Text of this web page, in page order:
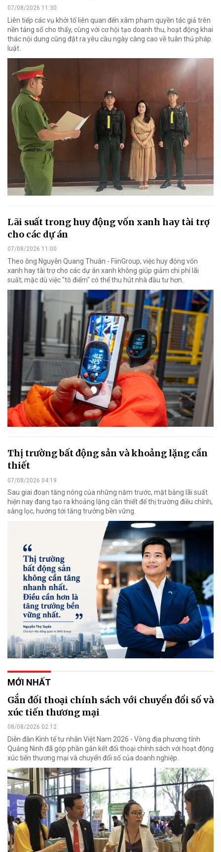
07/08/2026 11:30
Liên tiếp các vụ khởi tố liên quan đến xâm phạm quyền tác giả trên
nền tảng số cho thấy, cùng với cơ hội tạo doanh thu, hoạt động khai
thác nội dung cũng đặt ra yêu cầu ngày càng cao về tuân thủ pháp
luật.
Lãi suất trong huy động vốn xanh hay tài trợ
cho các dự án
07/08/2026 11:00
Theo ông Nguyễn Quang Thuân - FiinGroup, việc huy động vốn
xanh hay tài trợ cho các dự án xanh không giúp giảm chi phí lãi
suất; mặc dù việc "tô điểm" có thể thu hút nhà đầu tư hơn.
Thị trường bất động sản và khoảng lặng cần
thiết
07/08/2026 04:19
Sau giai đoạn tăng nóng của những năm trước, mặt bằng lãi suất
hiện nay đang tạo ra khoảng lặng cần thiết để thị trường điều chỉnh,
sàng lọc, hướng tới tăng trưởng bền vững.
MỚI NHẤT
Gắn đối thoại chính sách với chuyển đổi số và
xúc tiến thương mại
08/08/2026 02:12
Diễn đàn Kinh tế tư nhân Việt Nam 2026 - Vòng địa phương tỉnh
Quảng Ninh đã góp phần gắn kết đối thoại chính sách với hoạt động
xúc tiến thương mại và chuyển đổi số của doanh nghiệp.